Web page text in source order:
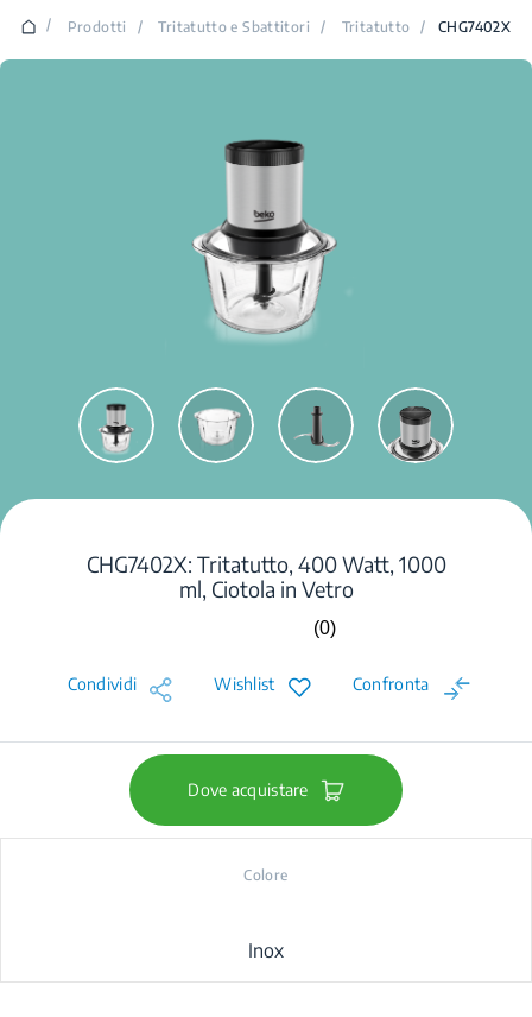
/ Prodotti / Tritatutto e Sbattitori / Tritatutto / CHG7402X
CHG7402X: Tritatutto, 400 Watt, 1000
ml, Ciotola in Vetro
Nessuna
Stesso
(0)
Condividi Wishlist Confronta
Dove acquistare
Colore
Inox